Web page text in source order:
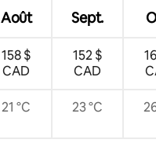
Août Sept.
158 $
CAD
152 $
CAD
21 °C 23 °C